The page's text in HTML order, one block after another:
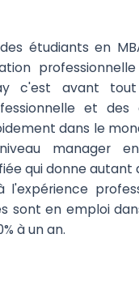
étudiants en
c'est avant
et des
dans le
manager
qui donne autant
l'expérience
sont en emploi
à un an.